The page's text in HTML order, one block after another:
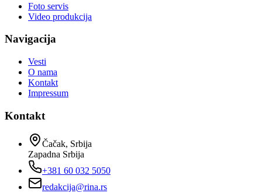
Foto servis
Video produkcija
Navigacija
Vesti
O nama
Kontakt
Impressum
Kontakt
Čačak, Srbija
Zapadna Srbija
+381 60 032 5050
redakcija@rina.rs